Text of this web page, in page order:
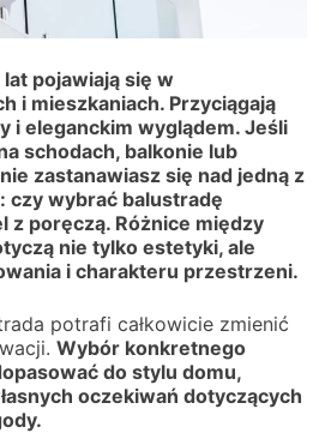
pojawiają się w
i mieszkaniach. Przyciągają
i eleganckim wyglądem. Jeśli
schodach, balkonie lub
zastanawiasz się nad jedną z
czy wybrać balustradę
z poręczą. Różnice między
nie tylko estetyki, ale
i charakteru przestrzeni.
potrafi całkowicie zmienić
Wybór konkretnego
do stylu domu,
oczekiwań dotyczących